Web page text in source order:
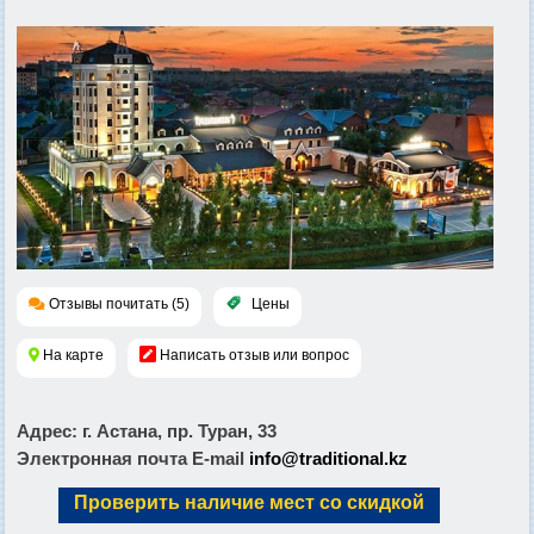
Отзывы почитать (5) Цены
На карте Написать отзыв или вопрос
Адрес: г. Астана, пр. Туран, 33
Электронная почта E-mail info@traditional.kz
Проверить наличие мест со скидкой